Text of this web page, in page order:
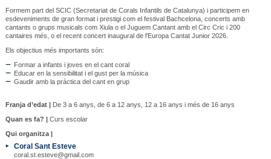
Formem part del SCIC (Secretariat de Corals Infantils de Catalunya) i participem en
esdeveniments de gran format i prestigi com el festival Bachcelona, concerts amb
cantants o grups musicals com Xiula o el Juguem Cantant amb el Circ Cric i 200
cantaires més, o el recent concert inaugural de l'Europa Cantat Junior 2026.
Els objectius més importants són:
Formar a infants i joves en el cant coral
Educar en la sensibilitat i el gust per la música
Gaudir amb la pràctica del cant en grup
Franja d’edat |De 3 a 6 anys, de 6 a 12 anys, 12 a 16 anys i més de 16 anys
Quan es fa? |Curs escolar
Qui organitza |
Coral Sant Esteve
coral.st.esteve@gmail.com